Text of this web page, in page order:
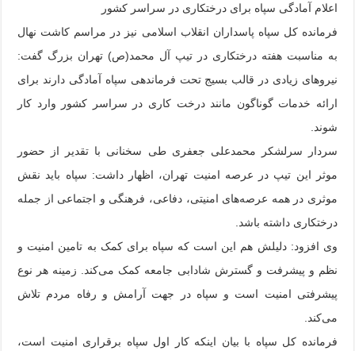
اعلام آمادگی سپاه برای درختکاری در سراسر کشور
فرمانده کل سپاه پاسداران انقلاب اسلامی نیز در مراسم کاشت نهال
به مناسبت هفته درختکاری در تیپ آل محمد(ص) تهران بزرگ گفت:
نیروهای زیادی در قالب بسیج تحت فرماندهی سپاه آمادگی دارند برای
ارائه خدمات گوناگون مانند درخت کاری در سراسر کشور وارد کار
شوند.
سردار سرلشکر محمدعلی جعفری طی سخنانی با تقدیر از حضور
موثر این تیپ در عرصه امنیت تهران، اظهار داشت: سپاه باید نقش
موثری در همه عرصه‌های امنیتی، دفاعی، فرهنگی و اجتماعی از جمله
درختکاری داشته باشد.
وی افزود: دلیلش هم این است که سپاه برای کمک به تامین امنیت و
نظم و پیشرفت و گسترش شادابی جامعه کمک می‌کند. زمینه هر نوع
پیشرفتی امنیت است و سپاه در جهت آرامش و رفاه مردم تلاش
می‌کند.
فرمانده کل سپاه با بیان اینکه کار اول سپاه برقراری امنیت است،